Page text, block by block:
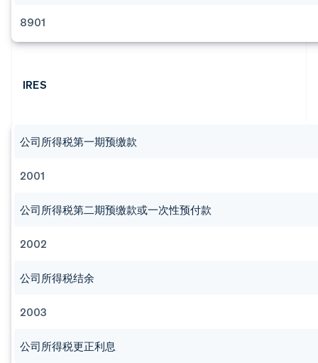
8901
IRES
公司所得税第一期预缴款
2001
公司所得税第二期预缴款或一次性预付款
2002
公司所得税结余
2003
公司所得税更正利息